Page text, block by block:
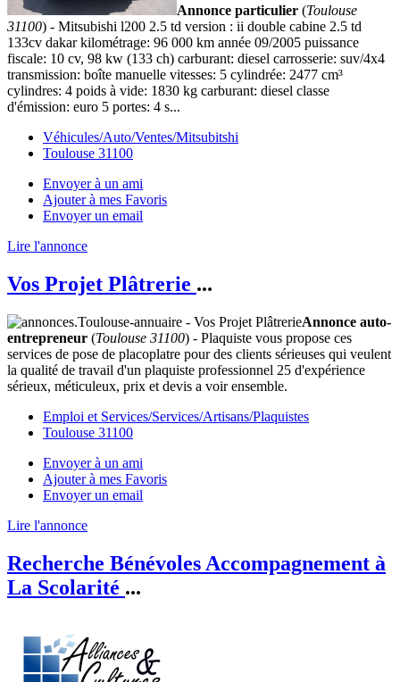
Annonce particulier (Toulouse
31100) - Mitsubishi l200 2.5 td version : ii double cabine 2.5 td
133cv dakar kilométrage: 96 000 km année 09/2005 puissance
fiscale: 10 cv, 98 kw (133 ch) carburant: diesel carrosserie: suv/4x4
transmission: boîte manuelle vitesses: 5 cylindrée: 2477 cm³
cylindres: 4 poids à vide: 1830 kg carburant: diesel classe
d'émission: euro 5 portes: 4 s...
Véhicules/Auto/Ventes/Mitsubitshi
Toulouse 31100
Envoyer à un ami
Ajouter à mes Favoris
Envoyer un email
Lire l'annonce
Vos Projet Plâtrerie ...
Annonce auto-
entrepreneur (Toulouse 31100) - Plaquiste vous propose ces
services de pose de placoplatre pour des clients sérieuses qui veulent
la qualité de travail d'un plaquiste professionnel 25 d'expérience
sérieux, méticuleux, prix et devis a voir ensemble.
Emploi et Services/Services/Artisans/Plaquistes
Toulouse 31100
Envoyer à un ami
Ajouter à mes Favoris
Envoyer un email
Lire l'annonce
Recherche Bénévoles Accompagnement à
La Scolarité ...